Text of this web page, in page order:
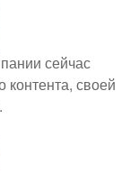
сейчас
контента, своей